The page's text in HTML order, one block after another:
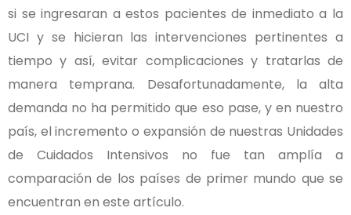
si se ingresaran a estos pacientes de inmediato a la
UCI y se hicieran las intervenciones pertinentes a
tiempo y así, evitar complicaciones y tratarlas de
manera temprana. Desafortunadamente, la alta
demanda no ha permitido que eso pase, y en nuestro
país, el incremento o expansión de nuestras Unidades
de Cuidados Intensivos no fue tan amplía a
comparación de los países de primer mundo que se
encuentran en este artículo.